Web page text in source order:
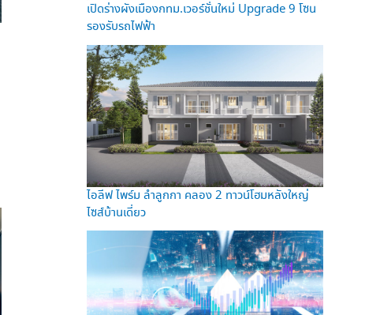
เปิดร่างผังเมืองกทม.เวอร์ชั่นใหม่ Upgrade 9 โซน
รองรับรถไฟฟ้า
ไอลีฟ ไพร์ม ลำลูกกา คลอง 2 ทาวน์โฮมหลังใหญ่
ไซส์บ้านเดี่ยว